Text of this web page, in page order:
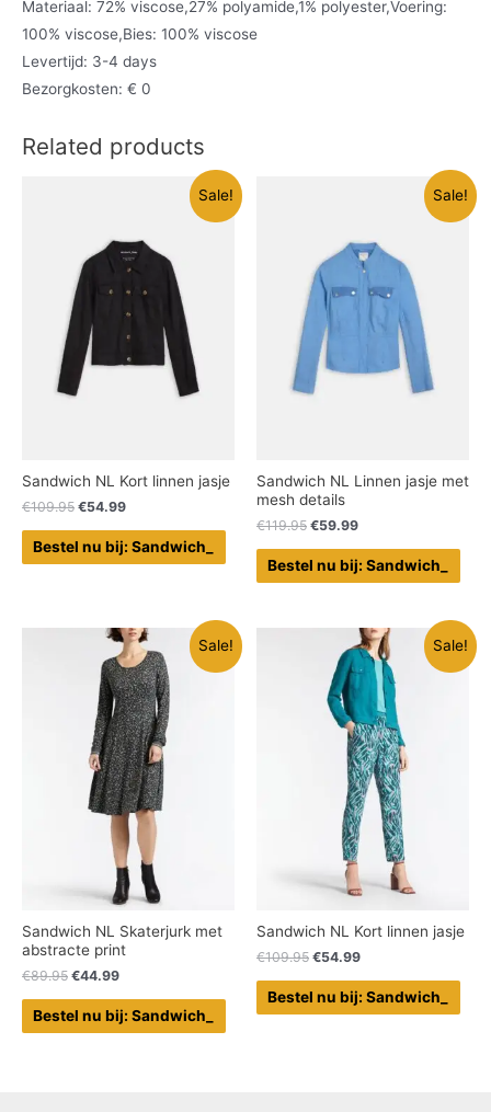
Materiaal: 72% viscose,27% polyamide,1% polyester,Voering:
100% viscose,Bies: 100% viscose
Levertijd: 3-4 days
Bezorgkosten: € 0
Related products
Sale!
Sandwich NL Kort linnen jasje
€109.95 €54.99
Bestel nu bij: Sandwich_
Sale!
Sandwich NL Linnen jasje met
mesh details
€119.95 €59.99
Bestel nu bij: Sandwich_
Sale!
Sandwich NL Skaterjurk met
abstracte print
€89.95 €44.99
Bestel nu bij: Sandwich_
Sale!
Sandwich NL Kort linnen jasje
€109.95 €54.99
Bestel nu bij: Sandwich_